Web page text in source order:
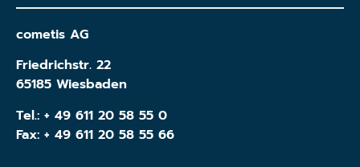
cometis AG
Friedrichstr. 22
65185 Wiesbaden
Tel.: + 49 611 20 58 55 0
Fax: + 49 611 20 58 55 66